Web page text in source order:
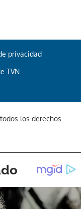
privacidad
TVN
los derechos